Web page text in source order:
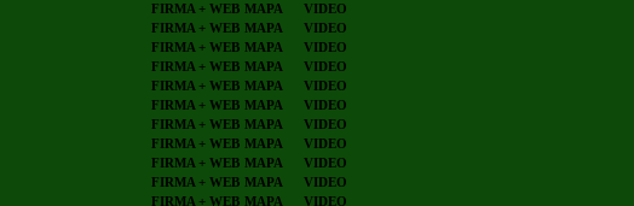
FIRMA + WEB MAPA
VIDEO
FIRMA + WEB MAPA
VIDEO
FIRMA + WEB MAPA
VIDEO
FIRMA + WEB MAPA
VIDEO
FIRMA + WEB MAPA
VIDEO
FIRMA + WEB MAPA
VIDEO
FIRMA + WEB MAPA
VIDEO
FIRMA + WEB MAPA
VIDEO
FIRMA + WEB MAPA
VIDEO
FIRMA + WEB MAPA
VIDEO
FIRMA + WEB MAPA
VIDEO